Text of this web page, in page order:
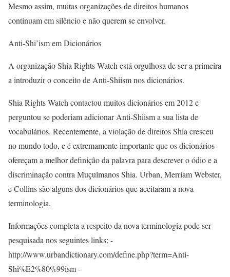
Mesmo assim, muitas organizações de direitos humanos
continuam em silêncio e não querem se envolver.
Anti-Shi’ism em Dicionários
A organização Shia Rights Watch está orgulhosa de ser a primeira
a introduzir o conceito de Anti-Shiism nos dicionários.
Shia Rights Watch contactou muitos dicionários em 2012 e
perguntou se poderiam adicionar Anti-Shiism a sua lista de
vocabulários. Recentemente, a violação de direitos Shia cresceu
no mundo todo, e é extremamente importante que os dicionários
ofereçam a melhor definição da palavra para descrever o ódio e a
discriminação contra Muçulmanos Shia. Urban, Merriam Webster,
e Collins são alguns dos dicionários que aceitaram a nova
terminologia.
Informações completa a respeito da nova terminologia pode ser
pesquisada nos seguintes links: -
http://www.urbandictionary.com/define.php?term=Anti-
Shi%E2%80%99ism -